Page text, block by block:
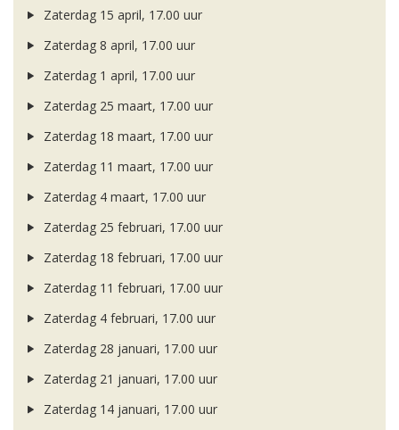
Zaterdag 15 april, 17.00 uur
Zaterdag 8 april, 17.00 uur
Zaterdag 1 april, 17.00 uur
Zaterdag 25 maart, 17.00 uur
Zaterdag 18 maart, 17.00 uur
Zaterdag 11 maart, 17.00 uur
Zaterdag 4 maart, 17.00 uur
Zaterdag 25 februari, 17.00 uur
Zaterdag 18 februari, 17.00 uur
Zaterdag 11 februari, 17.00 uur
Zaterdag 4 februari, 17.00 uur
Zaterdag 28 januari, 17.00 uur
Zaterdag 21 januari, 17.00 uur
Zaterdag 14 januari, 17.00 uur